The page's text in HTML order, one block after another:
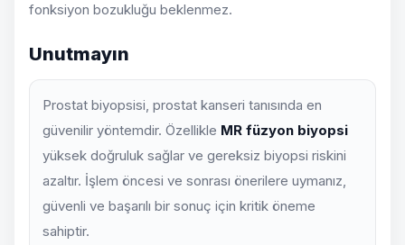
fonksiyon bozukluğu beklenmez.
Unutmayın
Prostat biyopsisi, prostat kanseri tanısında en
güvenilir yöntemdir. Özellikle MR füzyon biyopsi
yüksek doğruluk sağlar ve gereksiz biyopsi riskini
azaltır. İşlem öncesi ve sonrası önerilere uymanız,
güvenli ve başarılı bir sonuç için kritik öneme
sahiptir.